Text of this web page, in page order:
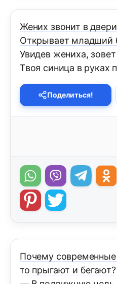
Жених звонит в
Открывает младший
Увидев жениха,
Твоя синица в руках
Поделиться!
Почему
то прыгают и бегают?